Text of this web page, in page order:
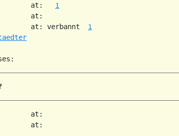
at:
1
at:
at: verbannt
1
at:
at: